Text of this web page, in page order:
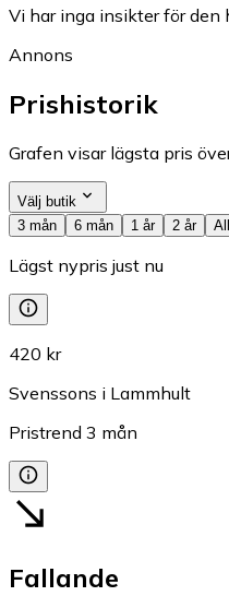
Vi har inga insikter för den
Annons
Prishistorik
Grafen visar lägsta pris
Välj butik
3 mån
6 mån 1 år 2 år
Lägst nypris just nu
420 kr
Svenssons i Lammhult
Pristrend 3 mån
Fallande